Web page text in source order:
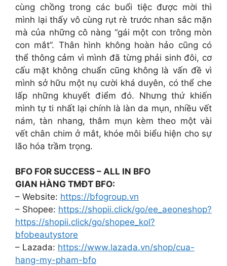
cùng chồng trong các buổi tiệc được mời thì
mình lại thấy vô cùng rụt rè trước nhan sắc mặn
mà của những cô nàng “gái một con trông mòn
con mắt”. Thân hình không hoàn hảo cũng có
thể thông cảm vì mình đã từng phải sinh đôi, cơ
cấu mặt không chuẩn cũng không là vấn đề vì
mình sở hữu một nụ cười khá duyên, có thể che
lấp những khuyết điểm đó. Nhưng thứ khiến
mình tự ti nhất lại chính là làn da mụn, nhiều vết
nám, tàn nhang, thâm mụn kèm theo một vài
vết chân chim ở mắt, khóe môi biểu hiện cho sự
lão hóa trầm trọng.
BFO FOR SUCCESS – ALL IN BFO
GIAN HÀNG TMĐT BFO:
– Website: https://bfogroup.vn
– Shopee: https://shopii.click/go/ee_aeoneshop?
https://shopii.click/go/shopee_kol?
bfobeautystore
– Lazada: https://www.lazada.vn/shop/cua-
hang-my-pham-bfo